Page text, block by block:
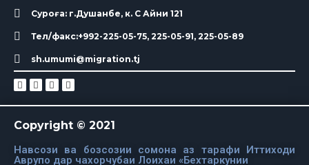
Суроға: г.Душанбе, к. С Айни 121
Тел/факс:+992-225-05-75, 225-05-91, 225-05-89
sh.umumi@migration.tj
Copyright © 2021
Навсози ва бозсозии сомона аз тарафи Иттиходи
Аврупо дар чахорчубаи Лоихаи «Бехтаркунии